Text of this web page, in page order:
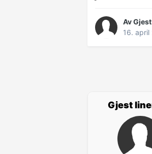
Av
16. april
Gjest